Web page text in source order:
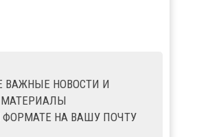
ВАЖНЫЕ НОВОСТИ И
НА ВАШУ ПОЧТУ